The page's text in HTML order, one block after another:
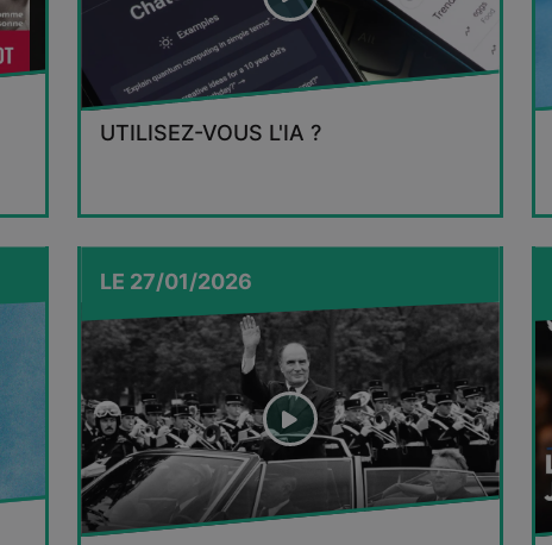
UTILISEZ-VOUS L'IA ?
LE 27/01/2026